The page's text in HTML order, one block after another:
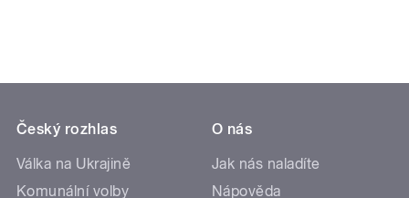
Český rozhlas
Válka na Ukrajině
Komunální volby
O nás
Jak nás naladíte
Nápověda